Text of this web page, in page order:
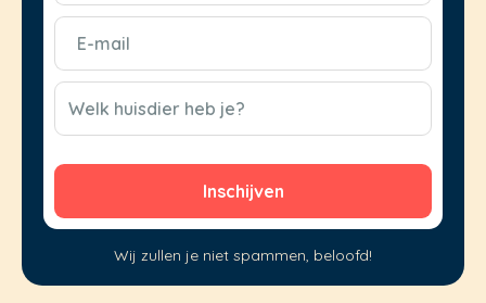
E-
mail
(Vereist)
CAPTCHA
Welk huisdier heb je?
Wij zullen je niet spammen, beloofd!